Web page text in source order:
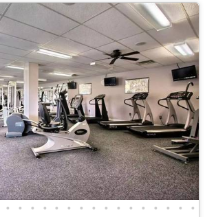
• • • • • • • • • • • • • • • •